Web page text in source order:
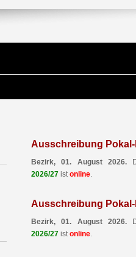
Ausschreibung
Bezirk, 01. August 2026.
2026/27 ist online
Ausschreibung
Bezirk, 01. August 2026.
2026/27 ist online